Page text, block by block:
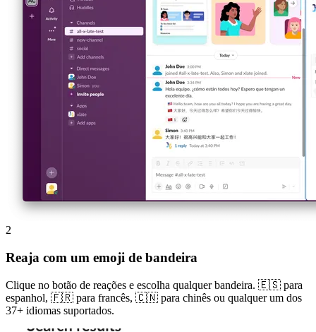
2
Reaja com um emoji de bandeira
Clique no botão de reações e escolha qualquer bandeira. 🇪🇸 para
espanhol, 🇫🇷 para francês, 🇨🇳 para chinês ou qualquer um dos
37+ idiomas suportados.